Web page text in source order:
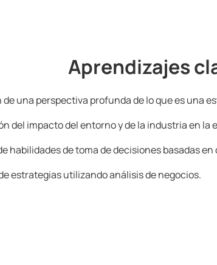
Aprendizajes
una perspectiva profunda de lo que es una
del impacto del entorno y de la industria en la
habilidades de toma de decisiones basadas
estrategias utilizando análisis de negocios.